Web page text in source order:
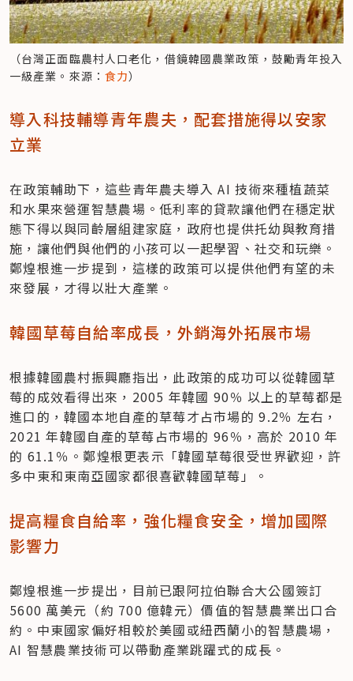
（台灣正面臨農村人口老化，借鏡韓國農業政策，鼓勵青年投入
一級產業。來源： 食力）
導入科技輔導青年農夫，配套措施得以安家
立業
在政策輔助下，這些青年農夫導入 AI 技術來種植蔬菜
和水果來營運智慧農場。低利率的貸款讓他們在穩定狀
態下得以與同齡層組建家庭，政府也提供托幼與教育措
施，讓他們與他們的小孩可以一起學習、社交和玩樂。
鄭煌根進一步提到，這樣的政策可以提供他們有望的未
來發展，才得以壯大產業。
韓國草莓自給率成長，外銷海外拓展市場
根據韓國農村振興廳指出，此政策的成功可以從韓國草
莓的成效看得出來，2005 年韓國 90％ 以上的草莓都是
進口的，韓國本地自產的草莓才占市場的 9.2％ 左右，
2021 年韓國自產的草莓占市場的 96％，高於 2010 年
的 61.1％。鄭煌根更表示「韓國草莓很受世界歡迎，許
多中東和東南亞國家都很喜歡韓國草莓」。
提高糧食自給率，強化糧食安全，增加國際
影響力
鄭煌根進一步提出，目前已跟阿拉伯聯合大公國簽訂
5600 萬美元（約 700 億韓元）價值的智慧農業出口合
約。中東國家偏好相較於美國或紐西蘭小的智慧農場，
AI 智慧農業技術可以帶動產業跳躍式的成長。